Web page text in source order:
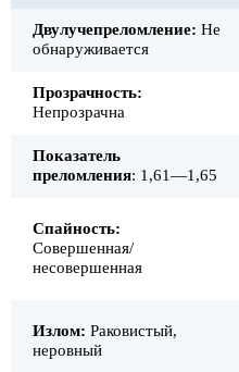
Двулучепреломление: Не
обнаруживается
Прозрачность:
Непрозрачна
Показатель
преломления: 1,61—1,65
Спайность:
Совершенная/
несовершенная
Излом: Раковистый,
неровный